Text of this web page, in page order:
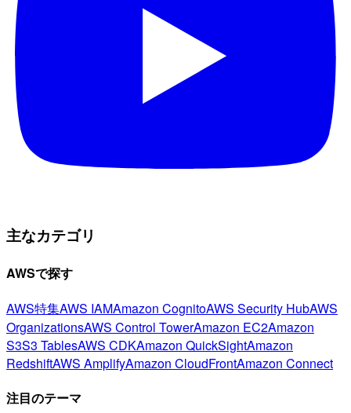
主なカテゴリ
AWSで探す
AWS特集AWS IAMAmazon CognitoAWS Security HubAWS
OrganizationsAWS Control TowerAmazon EC2Amazon
S3S3 TablesAWS CDKAmazon QuickSightAmazon
RedshiftAWS AmplifyAmazon CloudFrontAmazon Connect
注目のテーマ